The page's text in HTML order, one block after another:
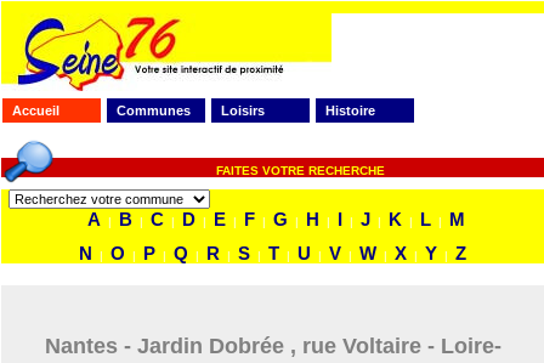
Accueil Communes Loisirs Histoire
FAITES VOTRE RECHERCHE
A | B | C | D | E | F | G | H | I | J | K | L |
M
N
| O | P | Q | R | S | T | U | V | W | X | Y | Z
Nantes - Jardin Dobrée , rue Voltaire - Loire-